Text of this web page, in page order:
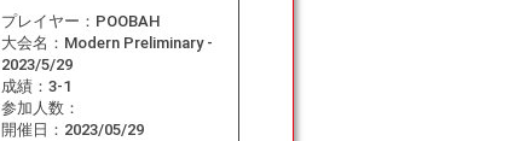
プレイヤー： POOBAH
大会名： Modern Preliminary -
2023/5/29
成績： 3-1
参加人数：
開催日： 2023/05/29